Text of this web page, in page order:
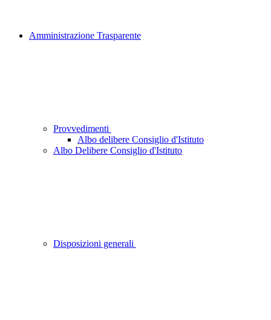
Amministrazione Trasparente
Provvedimenti
Albo delibere Consiglio d'Istituto
Albo Delibere Consiglio d'Istituto
Disposizioni generali